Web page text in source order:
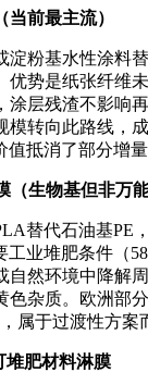
前最主流）
淀粉基水性涂料
优势是纸张纤维
涂层残渣不影响
模转向此路线，
值抵消了部分增量
生物基但非万能
替代石油基PE
工业堆肥条件（
自然环境中降解
色杂质。欧洲部
属于过渡性方案
堆肥材料淋膜